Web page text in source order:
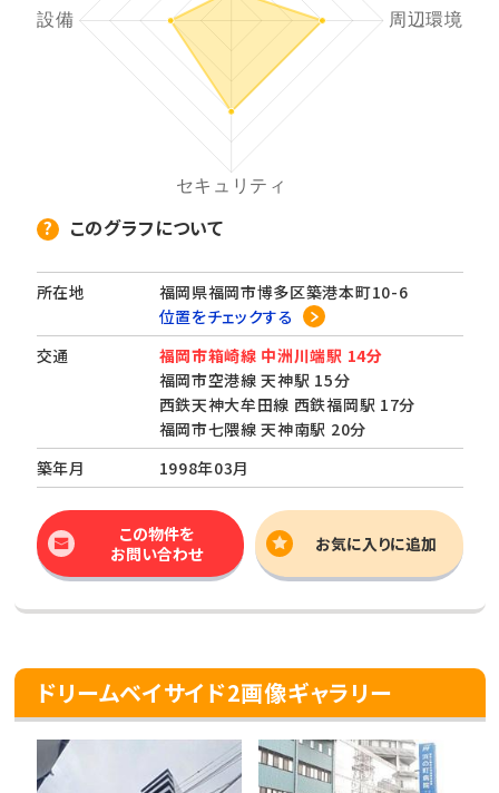
このグラフについて
所在地
福岡県福岡市博多区築港本町10-6
位置をチェックする
交通
福岡市箱崎線 中洲川端駅 14分
福岡市空港線 天神駅 15分
西鉄天神大牟田線 西鉄福岡駅 17分
福岡市七隈線 天神南駅 20分
築年月
1998年03月
この物件を
お問い合わせ
お気に入りに追加
ドリームベイサイド2画像ギャラリー